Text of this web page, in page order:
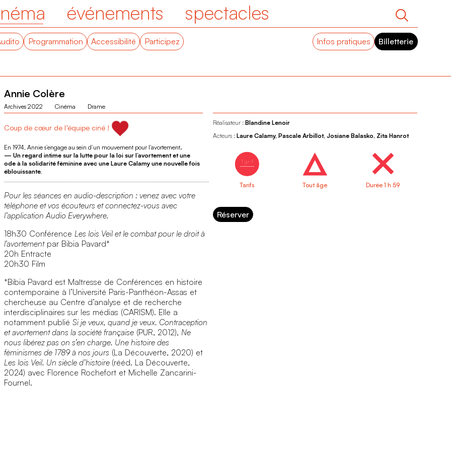
événements spectacles
Programmation Accessibilité Participez Infos pratiques Billetterie
Annie Colère
Archives 2022 Cinéma Drame
Coup de cœur de l’équipe ciné !
En 1974, Annie s’engage au sein d’un mouvement pour l’avortement.
— Un regard intime sur la lutte pour la loi sur l’avortement et une
ode à la solidarité féminine avec une Laure Calamy une nouvelle fois
éblouissante.
Pour les séances en audio-description : venez avec votre
téléphone et vos écouteurs et connectez-vous avec
l’application Audio Everywhere.
18h30 Conférence Les lois Veil et le combat pour le droit à
l'avortementpar Bibia Pavard*
20h Entracte
20h30 Film
*Bibia Pavard est Maîtresse de Conférences en histoire
contemporaine à l’Université Paris-Panthéon-Assas et
chercheuse au Centre d’analyse et de recherche
interdisciplinaires sur les médias (CARISM). Elle a
notamment publié Si je veux, quand je veux. Contraception
et avortement dans la société française(PUR, 2012), Ne
nous libérez pas on s’en charge. Une histoire des
féminismes de 1789 à nos jours (La Découverte, 2020) et
Les lois Veil. Un siècle d’histoire (rééd. La Découverte,
2024) avec Florence Rochefort et Michelle Zancarini-
Fournel.
Réalisateur : Blandine Lenoir
Acteurs : Laure Calamy, Pascale Arbillot, Josiane Balasko, Zita Hanrot
Tarifs Tout âge Durée 1 h 59
Réserver